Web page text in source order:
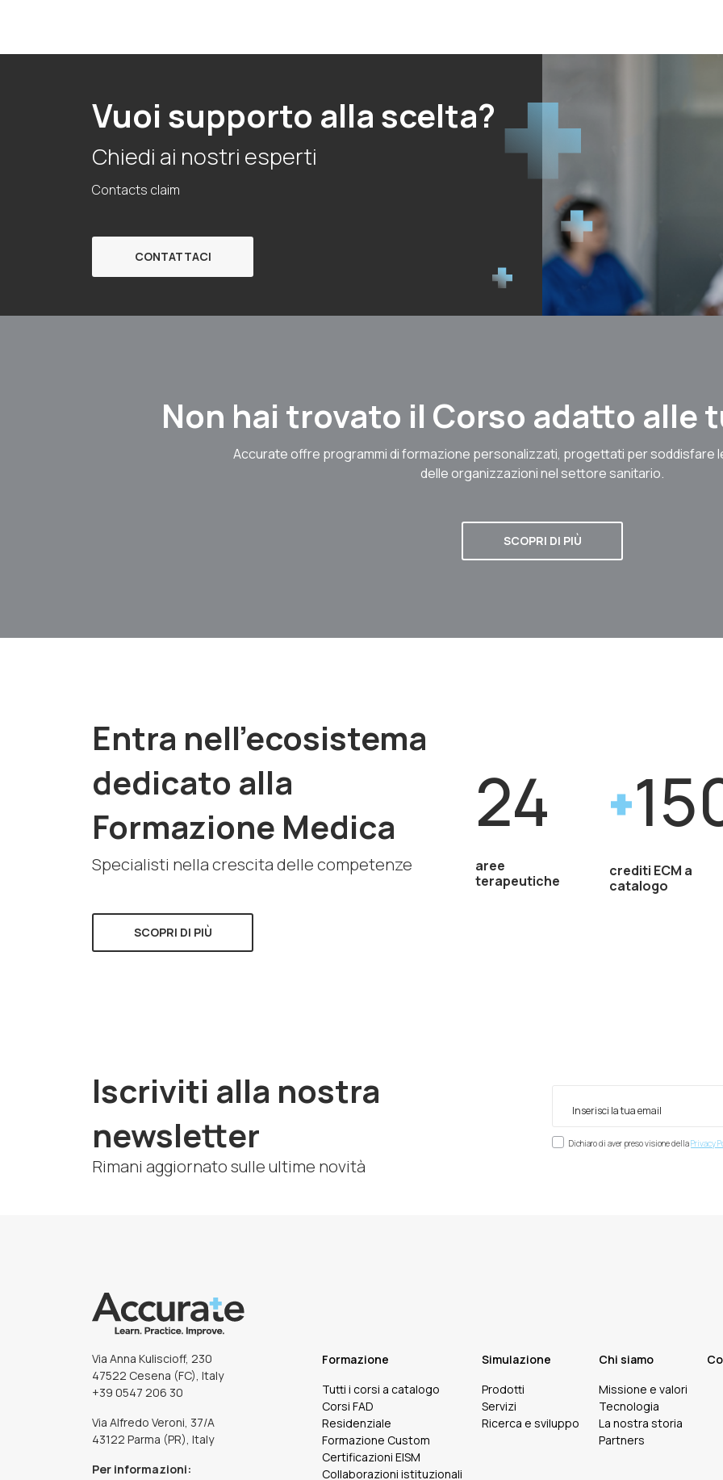
Vuoi supporto alla scelta?
Chiedi ai nostri esperti
Contacts claim
CONTATTACI
Non hai trovato il Corso adatto alle
Accurate offre programmi di formazione personalizzati, progettati per soddisfare
delle organizzazioni nel settore sanitario.
SCOPRI DI PIÙ
Entra nell'ecosistema
dedicato alla
Formazione Medica
Specialisti nella crescita delle competenze
SCOPRI DI PIÙ
24
aree
terapeutiche
crediti ECM a
catalogo
Iscriviti alla nostra
newsletter
Rimani aggiornato sulle ultime novità
Dichiaro di aver preso visione dellaPrivacy
Via Anna Kuliscioff, 230
47522 Cesena (FC), Italy
+39 0547 206 30
Via Alfredo Veroni, 37/A
43122 Parma (PR), Italy
Per informazioni:
Formazione
Tutti i corsi a catalogo
Corsi FAD
Residenziale
Formazione Custom
Certificazioni EISM
Collaborazioni istituzionali
Simulazione
Prodotti
Servizi
Ricerca e sviluppo
Chi siamo
Missione e valori
Tecnologia
La nostra storia
Partners